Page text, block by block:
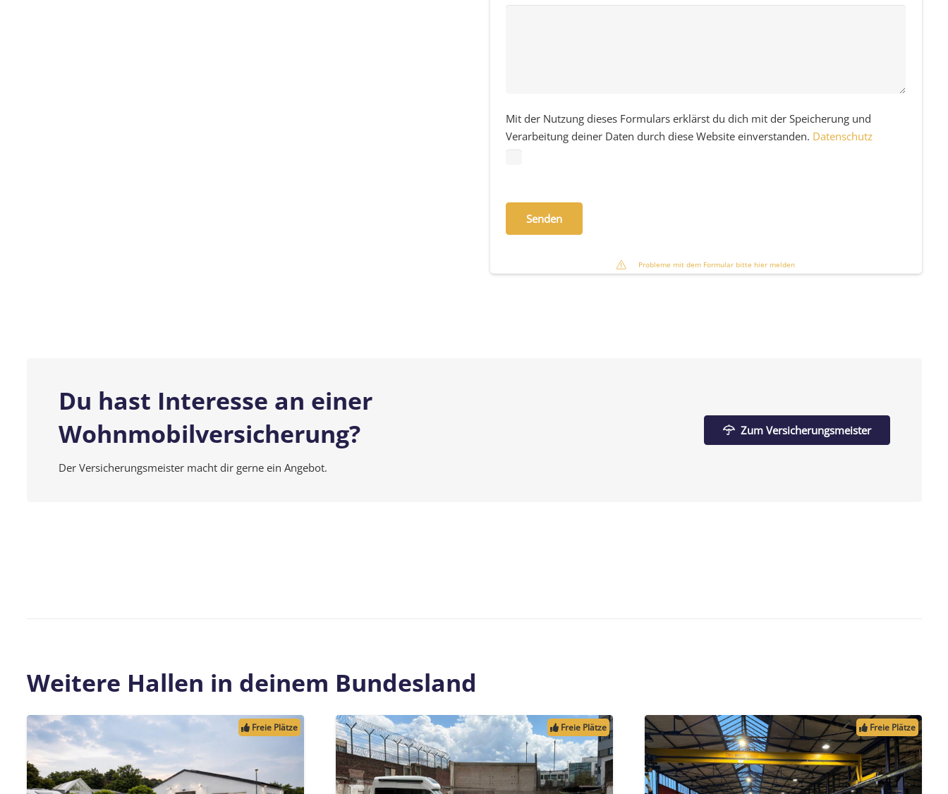
Mit der Nutzung dieses Formulars erklärst du dich mit der Speicherung und
Verarbeitung deiner Daten durch diese Website einverstanden. Datenschutz
Probleme mit dem Formular bitte hier melden
Du hast Interesse an einer
Wohnmobilversicherung?
Der Versicherungsmeister macht dir gerne ein Angebot.
Zum Versicherungsmeister
Weitere Hallen in deinem Bundesland
Freie Plätze Freie Plätze Freie Plätze